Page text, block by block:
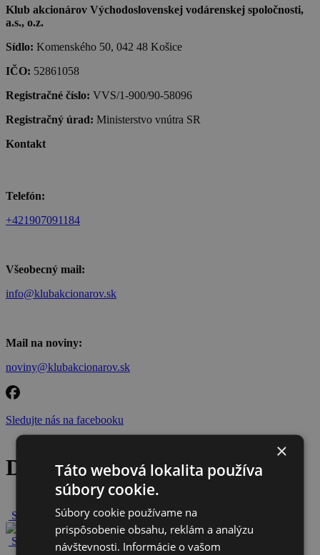
Klub akcionárov Východoslovenskej vodárenskej spoločnosti,
a.s., o.z.
Sídlo: Komenského 50, 042 48 Košice
IČO: 52861058
Registračné číslo: VVS/1-900/90-58096
Registračný úrad: Ministerstvo vnútra SR
Kontakt
Telefón:
+421907091184
Všeobecný mail:
info@klubakcionarov.sk
Mail na noviny:
noviny@klubakcionarov.sk
Sledujte nás na facebooku
Detail článku
Späť na novinky
Späť na všetky novinky
×
Táto webová lokalita používa
súbory cookie.
Súbory cookie používame na
prispôsobenie obsahu, reklám a analýzu
návštevnosti. Informácie o vašom